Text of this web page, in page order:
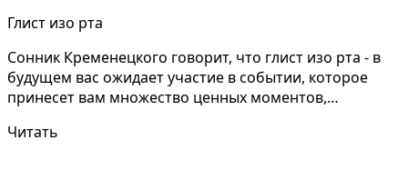
Глист изо рта
Сонник Кременецкого говорит, что глист изо рта - в
будущем вас ожидает участие в событии, которое
принесет вам множество ценных моментов,
Читать